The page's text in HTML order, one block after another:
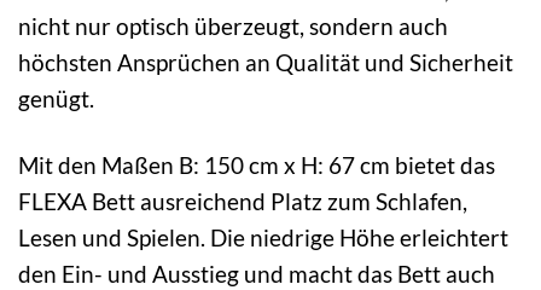
nicht nur optisch überzeugt, sondern auch
höchsten Ansprüchen an Qualität und Sicherheit
genügt.
Mit den Maßen B: 150 cm x H: 67 cm bietet das
FLEXA Bett ausreichend Platz zum Schlafen,
Lesen und Spielen. Die niedrige Höhe erleichtert
den Ein- und Ausstieg und macht das Bett auch